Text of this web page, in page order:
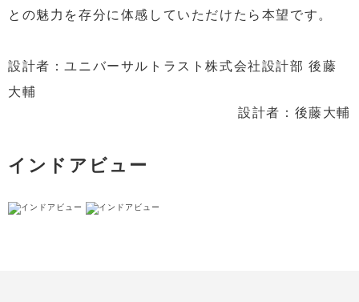
との魅力を存分に体感していただけたら本望です。
設計者：ユニバーサルトラスト株式会社設計部 後藤
大輔
設計者：後藤大輔
インドアビュー